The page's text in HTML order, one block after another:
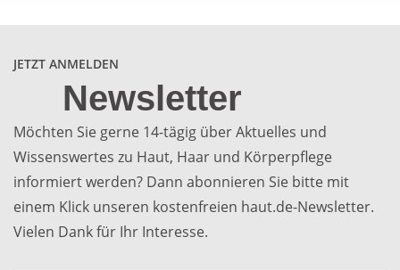
JETZT ANMELDEN
Newsletter
Möchten Sie gerne 14-tägig über Aktuelles und
Wissenswertes zu Haut, Haar und Körperpflege
informiert werden? Dann abonnieren Sie bitte mit
einem Klick unseren kostenfreien haut.de-Newsletter.
Vielen Dank für Ihr Interesse.